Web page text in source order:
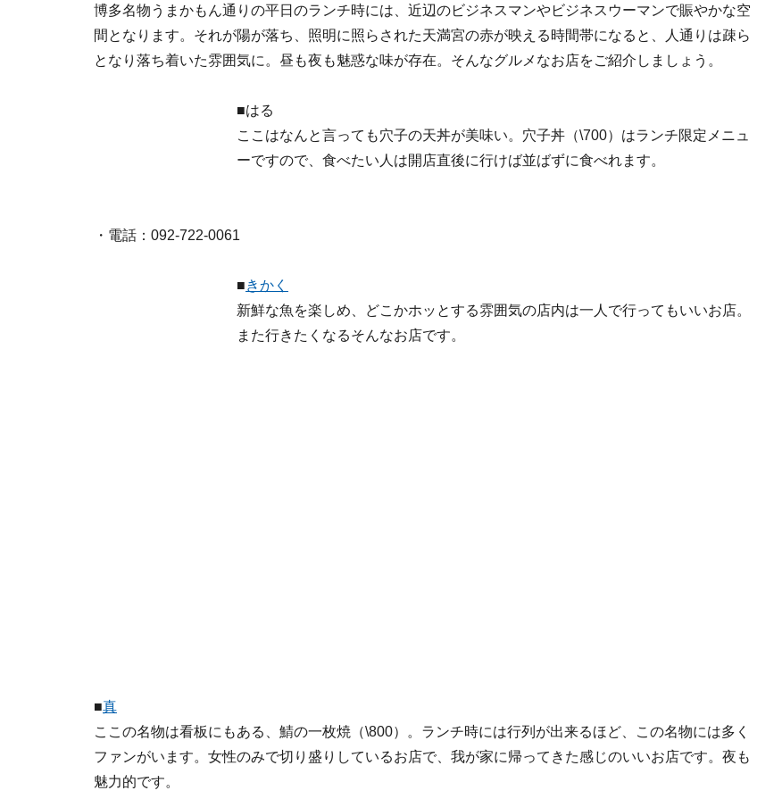
博多名物うまかもん通りの平日のランチ時には、近辺のビジネスマンやビジネスウーマンで賑やかな空
間となります。それが陽が落ち、照明に照らされた天満宮の赤が映える時間帯になると、人通りは疎ら
となり落ち着いた雰囲気に。昼も夜も魅惑な味が存在。そんなグルメなお店をご紹介しましょう。
■はる
ここはなんと言っても穴子の天丼が美味い。穴子丼（\700）はランチ限定メニュ
ーですので、食べたい人は開店直後に行けば並ばずに食べれます。
・電話：092-722-0061
■きかく
新鮮な魚を楽しめ、どこかホッとする雰囲気の店内は一人で行ってもいいお店。
また行きたくなるそんなお店です。
■真
ここの名物は看板にもある、鯖の一枚焼（\800）。ランチ時には行列が出来るほど、この名物には多く
ファンがいます。女性のみで切り盛りしているお店で、我が家に帰ってきた感じのいいお店です。夜も
魅力的です。